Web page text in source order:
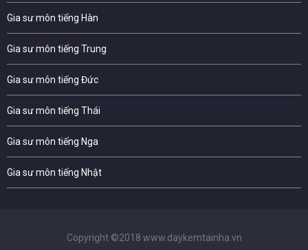
Gia sư môn tiếng Hàn
Gia sư môn tiếng Trung
Gia sư môn tiếng Đức
Gia sư môn tiếng Thái
Gia sư môn tiếng Nga
Gia sư môn tiếng Nhật
Copyright ©2018 www.daykemtainha.vn